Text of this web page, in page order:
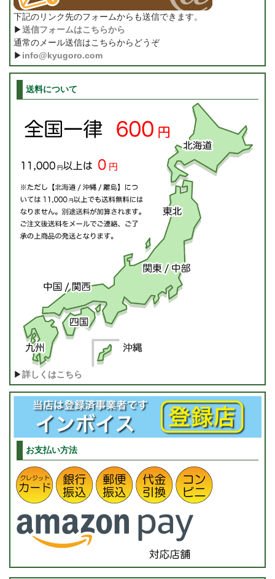
下記のリンク先のフォームからも送信できます。
▶送信フォームはこちらから
通常のメール送信はこちらからどうぞ
▶ info@kyugoro.com
送料について
▶詳しくはこちら
お支払い方法